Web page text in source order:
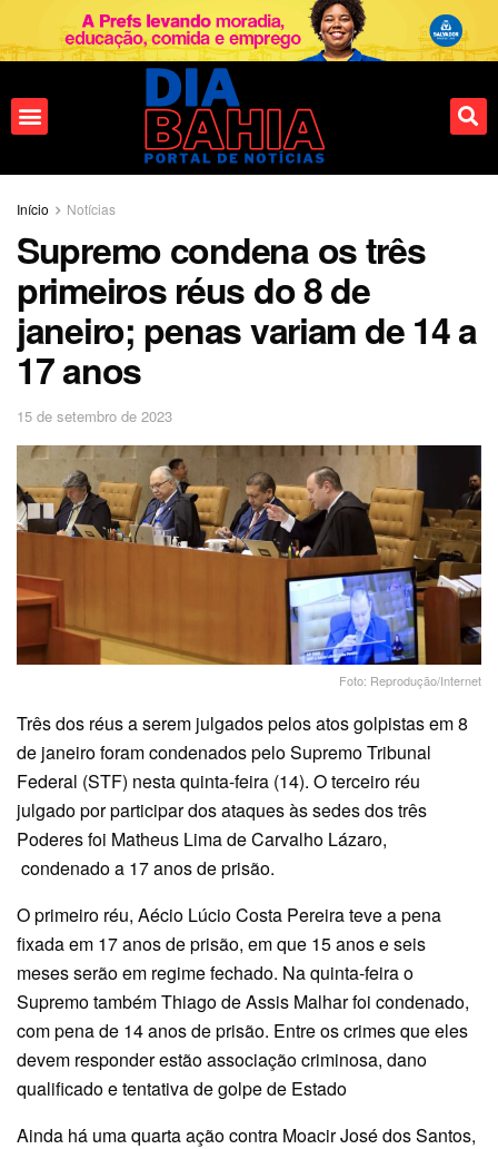
Início Notícias
Supremo condena os três
primeiros réus do 8 de
janeiro; penas variam de 14 a
17 anos
15 de setembro de 2023
Foto: Reprodução/Internet
Três dos réus a serem julgados pelos atos golpistas em 8
de janeiro foram condenados pelo Supremo Tribunal
Federal (STF) nesta quinta-feira (14). O terceiro réu
julgado por participar dos ataques às sedes dos três
Poderes foi Matheus Lima de Carvalho Lázaro,
condenado a 17 anos de prisão.
O primeiro réu, Aécio Lúcio Costa Pereira teve a pena
fixada em 17 anos de prisão, em que 15 anos e seis
meses serão em regime fechado. Na quinta-feira o
Supremo também Thiago de Assis Malhar foi condenado,
com pena de 14 anos de prisão. Entre os crimes que eles
devem responder estão associação criminosa, dano
qualificado e tentativa de golpe de Estado
Ainda há uma quarta ação contra Moacir José dos Santos,